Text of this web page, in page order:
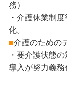
務）
・介護休業制
化。
■介護のための
・要介護状態
導入が努力義務